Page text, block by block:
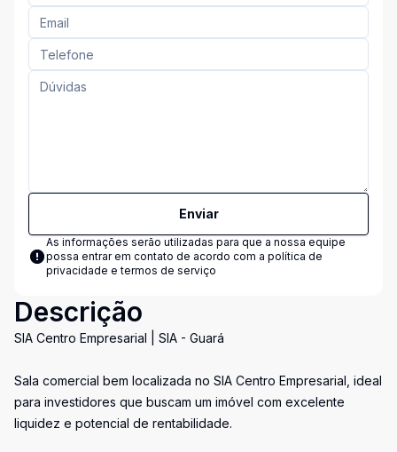
Enviar
As informações serão utilizadas para que a nossa equipe
possa entrar em contato de acordo com a política de
privacidade e termos de serviço
Descrição
SIA Centro Empresarial | SIA - Guará
Sala comercial bem localizada no SIA Centro Empresarial, ideal
para investidores que buscam um imóvel com excelente
liquidez e potencial de rentabilidade.